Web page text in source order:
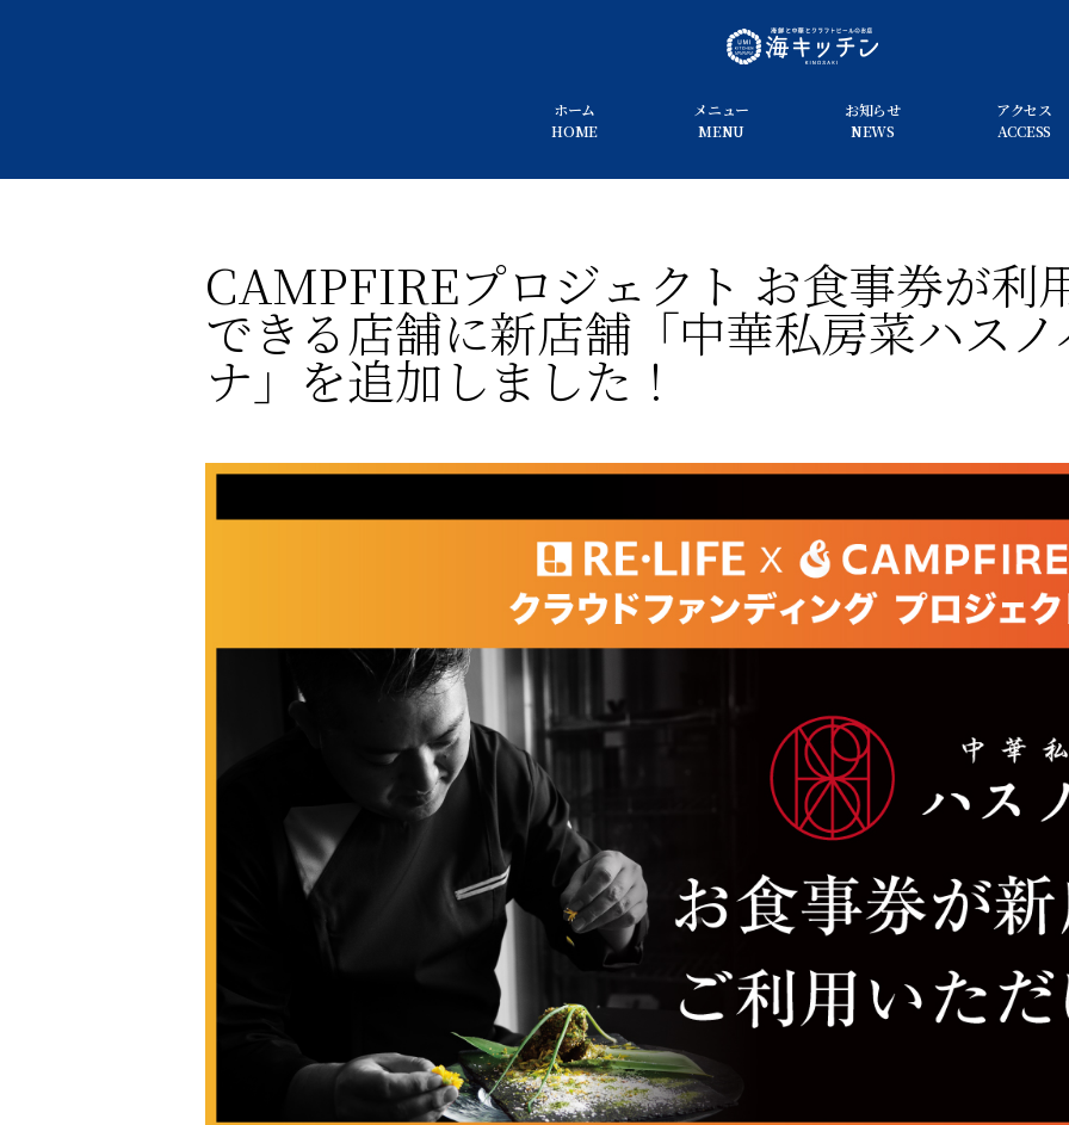
ホーム
HOME
メニュー
MENU
お知らせ
NEWS
アクセス
ACCESS
CAMPFIREプロジェクト お食事券が利
できる店舗に新店舗「中華私房菜ハスノ
ナ」を追加しました！